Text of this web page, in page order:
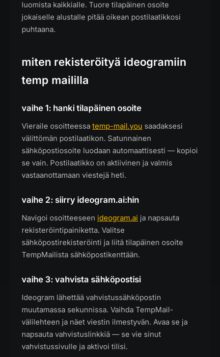
luomista kaikkialle. Tuore tilapäinen osoite
jokaiselle alustalle pitää oikean postilaatikkosi
puhtaana.
miten rekisteröityä ideogramiin
temp maililla
vaihe 1: hanki tilapäinen osoite
Vieraile osoitteessa temp-mail.you saadaksesi
välittömän postilaatikon. Satunnainen
sähköpostiosoite luodaan automaattisesti — kopioi
se vain. Postilaatikko on aktiivinen ja valmis
vastaanottamaan viestejä heti.
vaihe 2: siirry ideogram.ai:hin
Navigoi osoitteeseen ideogram.ai ja napsauta
rekisteröintipainiketta. Valitse
sähköpostirekisteröinti ja liitä tilapäinen osoite
TempMailista sähköpostikenttään.
vaihe 3: vahvista sähköpostisi
Ideogram lähettää vahvistussähköpostin
muutamassa sekunnissa. Vaihda TempMail-
välilehteen ja näet viestin ilmestyvän. Avaa se ja
napsauta vahvistuslinkkiä — se vie sinut
vahvistussivulle ja aktivoi tilisi.